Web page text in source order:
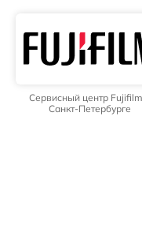
Сервисный центр
Санкт-Петербурге